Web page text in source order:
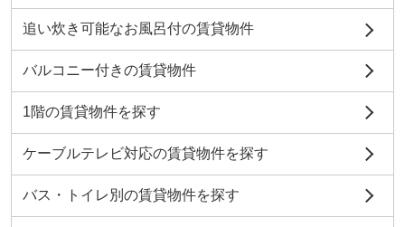
追い炊き可能なお風呂付の賃貸物件
バルコニー付きの賃貸物件
1階の賃貸物件を探す
ケーブルテレビ対応の賃貸物件を探す
バス・トイレ別の賃貸物件を探す